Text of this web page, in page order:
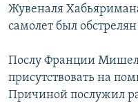
Жувеналя
самолет был
Послу Франции
присутствовать на
Причиной послужил